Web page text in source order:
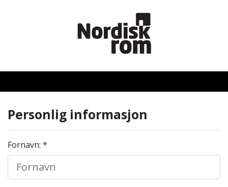
Personlig informasjon
Fornavn: *